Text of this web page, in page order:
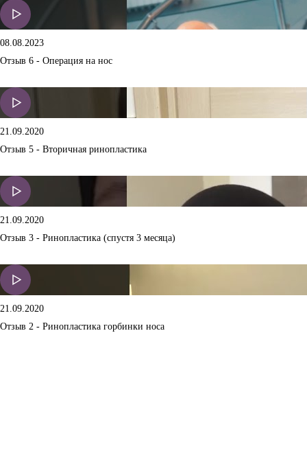
08.08.2023
Отзыв 6 - Операция на нос
21.09.2020
Отзыв 5 - Вторичная ринопластика
21.09.2020
Отзыв 3 - Ринопластика (спустя 3 месяца)
21.09.2020
Отзыв 2 - Ринопластика горбинки носа